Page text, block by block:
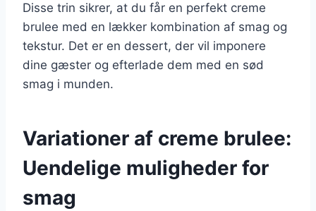
Disse trin sikrer, at du får en perfekt creme
brulee med en lækker kombination af smag og
tekstur. Det er en dessert, der vil imponere
dine gæster og efterlade dem med en sød
smag i munden.
Variationer af creme brulee:
Uendelige muligheder for
smag